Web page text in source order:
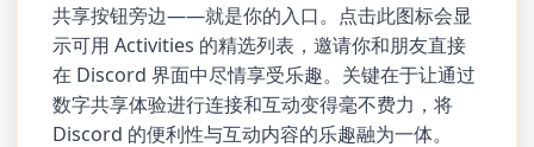
共享按钮旁边——就是你的入口。点击此图标会显
示可用 Activities 的精选列表，邀请你和朋友直接
在 Discord 界面中尽情享受乐趣。关键在于让通过
数字共享体验进行连接和互动变得毫不费力，将
Discord 的便利性与互动内容的乐趣融为一体。